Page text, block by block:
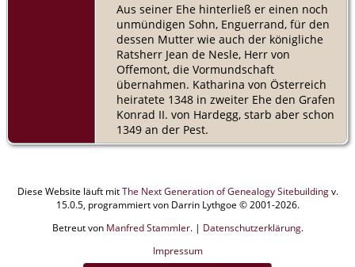
Aus seiner Ehe hinterließ er einen noch
unmündigen Sohn, Enguerrand, für den
dessen Mutter wie auch der königliche
Ratsherr Jean de Nesle, Herr von
Offemont, die Vormundschaft
übernahmen. Katharina von Österreich
heiratete 1348 in zweiter Ehe den Grafen
Konrad II. von Hardegg, starb aber schon
1349 an der Pest.
Diese Website läuft mitThe Next Generation of Genealogy Sitebuildingv.
15.0.5, programmiert von Darrin Lythgoe © 2001-2026.
Betreut von Manfred Stammler. | Datenschutzerklärung.
Impressum